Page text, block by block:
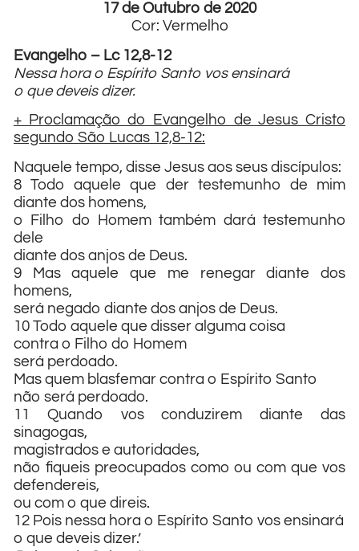
17 de Outubro de 2020
Cor: Vermelho
Evangelho – Lc 12,8-12
Nessa hora o Espírito Santo vos ensinará
o que deveis dizer.
+ Proclamação do Evangelho de Jesus Cristo
segundo São Lucas 12,8-12:
Naquele tempo, disse Jesus aos seus discípulos:
8 Todo aquele que der testemunho de mim
diante dos homens,
o Filho do Homem também dará testemunho
dele
diante dos anjos de Deus.
9 Mas aquele que me renegar diante dos
homens,
será negado diante dos anjos de Deus.
10 Todo aquele que disser alguma coisa
contra o Filho do Homem
será perdoado.
Mas quem blasfemar contra o Espírito Santo
não será perdoado.
11 Quando vos conduzirem diante das
sinagogas,
magistrados e autoridades,
não fiqueis preocupados como ou com que vos
defendereis,
ou com o que direis.
12 Pois nessa hora o Espírito Santo vos ensinará
o que deveis dizer.’